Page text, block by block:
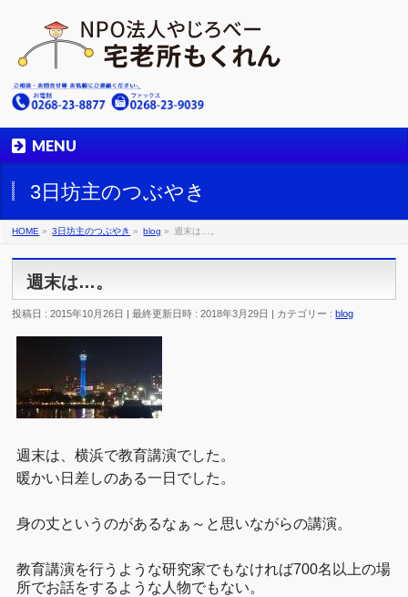
MENU
3日坊主のつぶやき
HOME » 3日坊主のつぶやき » blog » 週末は…。
週末は…。
投稿日 : 2015年10月26日 最終更新日時 : 2018年3月29日 カテゴリー : blog
週末は、横浜で教育講演でした。
暖かい日差しのある一日でした。
身の丈というのがあるなぁ～と思いながらの講演。
教育講演を行うような研究家でもなければ700名以上の場
所でお話をするような人物でもない。